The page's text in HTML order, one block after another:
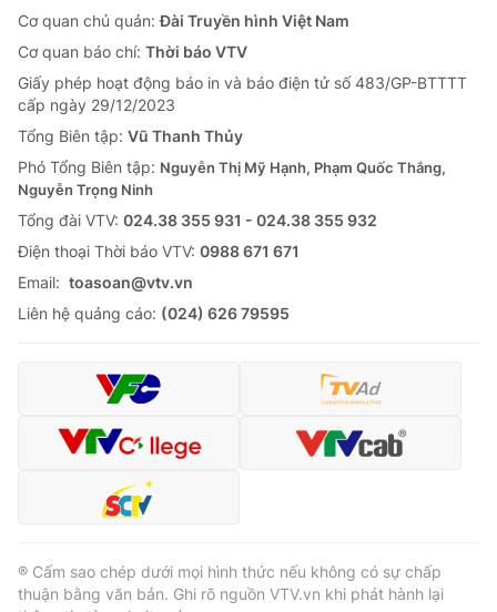
Giải sao mai
Làm đẹp
Chất lượng cuộc sống
Tuyển sinh
Học trực tuyến
Công nghệ
Hitech Công nghệ tương lai
Sản phẩm
Thị trường
Tư vấn
Giao lưu trực tuyến
Lịch phát sóng
Chuyên mục khác
Emagazine Podcast
Video Shorts video
VTV Money
VTV Sức khoẻ Bất động sản
Cơ quan chủ quản:Đài Truyền hình Việt Nam
Cơ quan báo chí: Thời báo VTV
Giấy phép hoạt động báo in và báo điện tử số 483/GP-BTTTT
cấp ngày 29/12/2023
Tổng Biên tập: Vũ Thanh Thủy
Phó Tổng Biên tập: Nguyễn Thị Mỹ Hạnh, Phạm Quốc Thắng,
Nguyễn Trọng Ninh
Tổng đài VTV: 024.38 355 931 - 024.38 355 932
Ðiện thoại Thời báo VTV: 0988 671 671
Email: toasoan@vtv.vn
Liên hệ quảng cáo: (024) 626 79595
® Cấm sao chép dưới mọi hình thức nếu không có sự chấp
thuận bằng văn bản. Ghi rõ nguồn VTV.vn khi phát hành lại